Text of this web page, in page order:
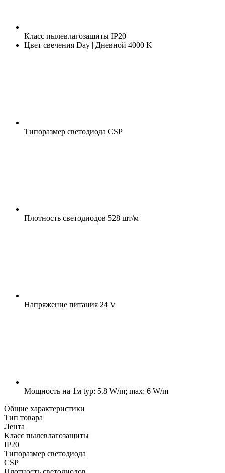
Класс пылевлагозащиты IP20
Цвет свечения Day | Дневной 4000 K
Типоразмер светодиода CSP
Плотность светодиодов 528 шт/м
Напряжение питания 24 V
Мощность на 1м typ: 5.8 W/m; max: 6 W/m
Общие характеристики
Тип товара
Лента
Класс пылевлагозащиты
IP20
Типоразмер светодиода
CSP